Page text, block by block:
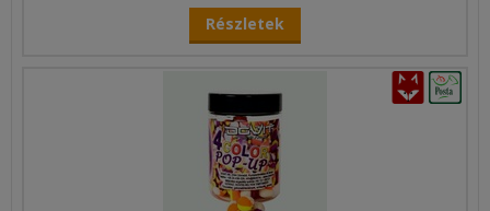
Részletek